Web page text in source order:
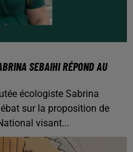
SEBAIHI RÉPOND AU
écologiste Sabrina
sur la proposition de
visant...